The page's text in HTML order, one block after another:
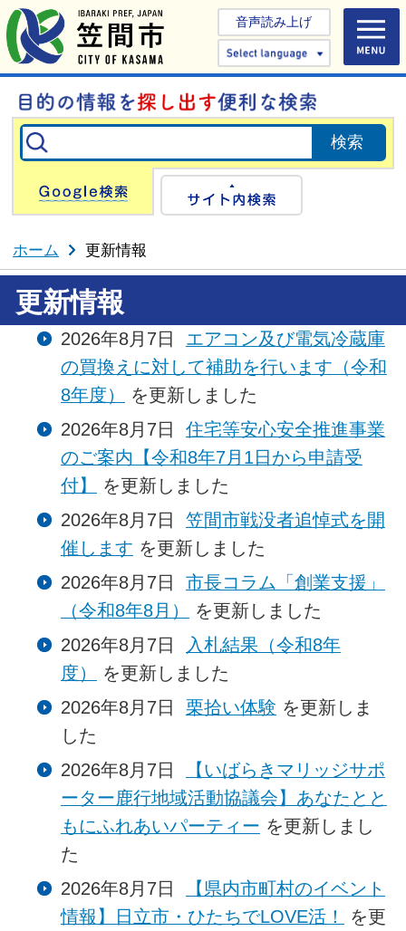
音声読み上げ
Select
Google検索
ホーム 更新情報
更新情報
2026年8月7日 エアコン及び電気冷蔵庫
の買換えに対して補助を行います（令和
8年度）
を更新しました
2026年8月7日 住宅等安心安全推進事業
のご案内【令和8年7月1日から申請受
付】
を更新しました
2026年8月7日 笠間市戦没者追悼式を開
催します を更新しました
2026年8月7日 市長コラム「創業支援」
（令和8年8月）
を更新しました
2026年8月7日
入札結果（令和8年
度）
を更新しました
2026年8月7日 栗拾い体験 を更新しま
した
2026年8月7日
【いばらきマリッジサポ
ーター鹿行地域活動協議会】あなたとと
もにふれあいパーティー を更新しまし
た
2026年8月7日
【県内市町村のイベント
情報】日立市・ひたちでLOVE活！
を更